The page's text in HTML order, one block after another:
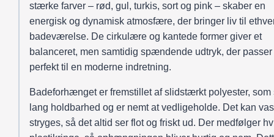
stærke farver – rød, gul, turkis, sort og pink – skaber en
energisk og dynamisk atmosfære, der bringer liv til
badeværelse. De cirkulære og kantede former giver et
balanceret, men samtidig spændende udtryk, der passer
perfekt til en moderne indretning.
Badeforhænget er fremstillet af slidstærkt polyester, som
lang holdbarhed og er nemt at vedligeholde. Det kan
stryges, så det altid ser flot og friskt ud. Der medfølger